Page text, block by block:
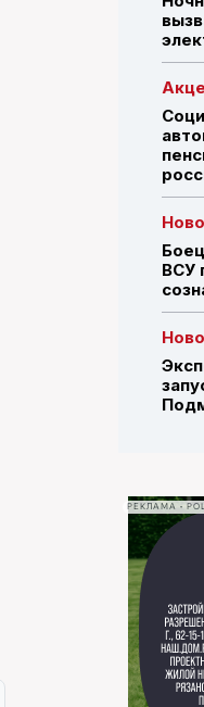
ПОИСК
ВСУ
РЕКЛАМА •